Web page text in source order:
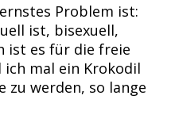
Problem ist:
ist, bisexuell,
ist es für die freie
ich mal ein Krokodil
zu werden, so lange